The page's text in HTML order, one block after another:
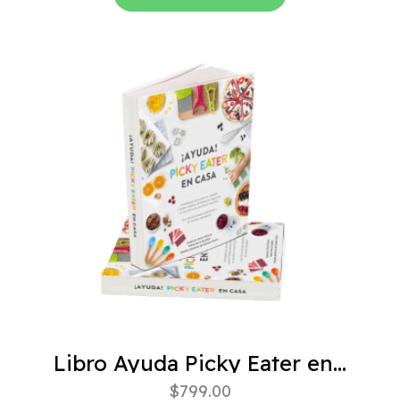
Libro Ayuda Picky Eater en casa
$799.00